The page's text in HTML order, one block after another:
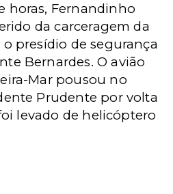
horas, Fernandinho
da carceragem da
o presídio de segurança
Bernardes. O avião
Mar pousou no
Prudente por volta
levado de helicóptero